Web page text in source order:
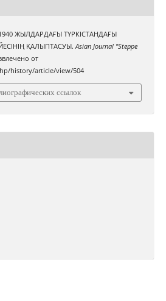
ЖЫЛДАРДАҒЫ ТҮРКІСТАНДАҒЫ
ҚАЛЫПТАСУЫ.Asian Journal "Steppe
от
history/article/view/504
ссылок